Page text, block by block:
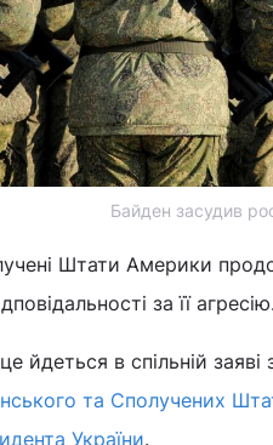
Байден засудив
Штати Америки
за її агресію.
йдеться в спільній заяві
та Сполучених
України.